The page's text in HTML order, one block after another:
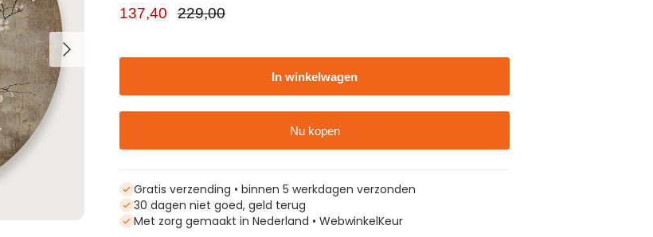
Volgende
Verkoopprijs
137,40 Reguliere prijs
229,00
In winkelwagen
Nu kopen
Gratis verzending • binnen 5 werkdagen verzonden
30 dagen niet goed, geld terug
Met zorg gemaakt in Nederland • WebwinkelKeur